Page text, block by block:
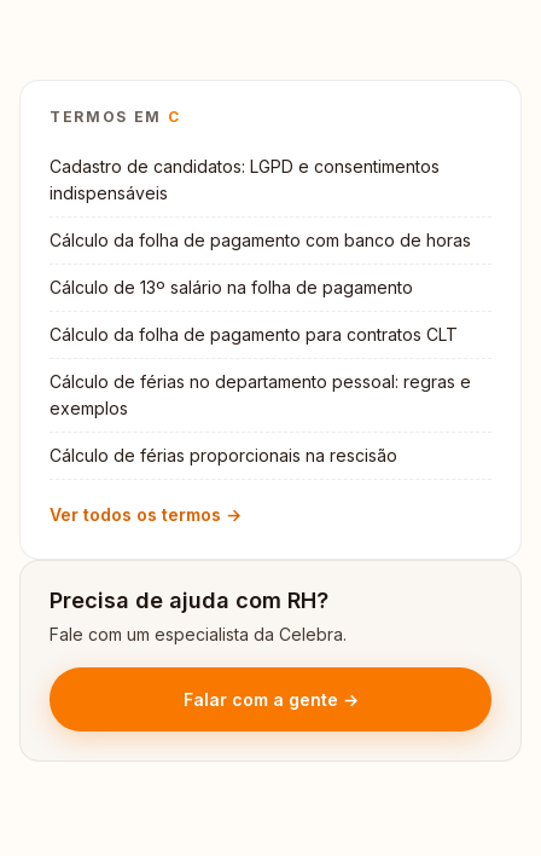
TERMOS EM C
Cadastro de candidatos: LGPD e consentimentos
indispensáveis
Cálculo da folha de pagamento com banco de horas
Cálculo de 13º salário na folha de pagamento
Cálculo da folha de pagamento para contratos CLT
Cálculo de férias no departamento pessoal: regras e
exemplos
Cálculo de férias proporcionais na rescisão
Ver todos os termos →
Precisa de ajuda com RH?
Fale com um especialista da Celebra.
Falar com a gente →